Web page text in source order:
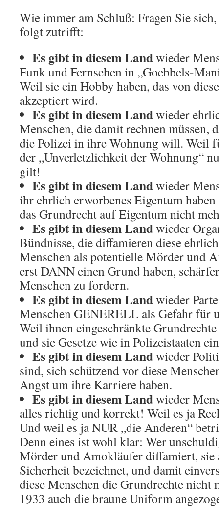
Wie immer am Schluß: Fragen Sie
folgt zutrifft:
Es gibt in diesem Landwieder
Funk und Fernsehen in „Goebbels-
Weil sie ein Hobby haben, das von
akzeptiert wird.
Es gibt in diesem Landwieder
Menschen, die damit rechnen müssen,
die Polizei in ihre Wohnung will. Weil
der „Unverletzlichkeit der Wohnung“
gilt!
Es gibt in diesem Landwieder
ihr ehrlich erworbenes Eigentum
das Grundrecht auf Eigentum nicht
Es gibt in diesem Landwieder
Bündnisse, die diffamieren diese
Menschen als potentielle Mörder und
erst DANN einen Grund haben,
Menschen zu fordern.
Es gibt in diesem Landwieder
Menschen GENERELL als Gefahr für
Weil ihnen eingeschränkte
und sie Gesetze wie in Polizeistaaten
Es gibt in diesem Landwieder
sind, sich schützend vor diese
Angst um ihre Karriere haben.
Es gibt in diesem Landwieder
alles richtig und korrekt! Weil es ja
Und weil es ja NUR „die Anderen“
Denn eines ist wohl klar: Wer
Mörder und Amokläufer diffamiert, sie
Sicherheit bezeichnet, und damit
diese Menschen die Grundrechte nicht
1933 auch die braune Uniform